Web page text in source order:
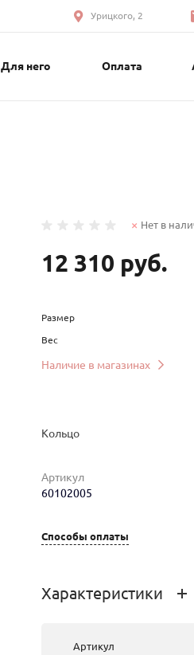
Урицкого, 2
Для него Оплата
Нет в
12 310 руб.
Размер
Вес
Наличие в магазинах
12 737 руб.
г.Иркутск,
12 310 руб.
г.Улан-Удэ, ТРЦ
Жердева,
Кольцо
Артикул
60102005
Способы оплаты
Характеристики
Артикул